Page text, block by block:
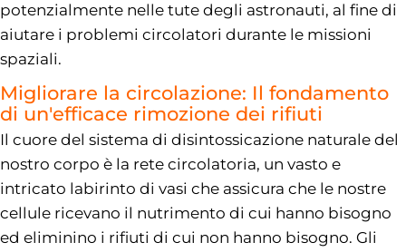
potenzialmente nelle tute degli astronauti, al fine di
aiutare i problemi circolatori durante le missioni
spaziali.
Migliorare la circolazione: Il fondamento
di un'efficace rimozione dei rifiuti
Il cuore del sistema di disintossicazione naturale del
nostro corpo è la rete circolatoria, un vasto e
intricato labirinto di vasi che assicura che le nostre
cellule ricevano il nutrimento di cui hanno bisogno
ed eliminino i rifiuti di cui non hanno bisogno. Gli